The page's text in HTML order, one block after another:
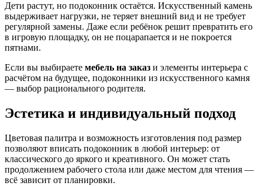
Дети растут, но подоконник остаётся. Искусственный камень
выдерживает нагрузки, не теряет внешний вид и не требует
регулярной замены. Даже если ребёнок решит превратить его
в игровую площадку, он не поцарапается и не покроется
пятнами.
Если вы выбираете мебель на заказ и элементы интерьера с
расчётом на будущее, подоконники из искусственного камня
— выбор рационального родителя.
Эстетика и индивидуальный подход
Цветовая палитра и возможность изготовления под размер
позволяют вписать подоконник в любой интерьер: от
классического до яркого и креативного. Он может стать
продолжением рабочего стола или даже местом для чтения —
всё зависит от планировки.